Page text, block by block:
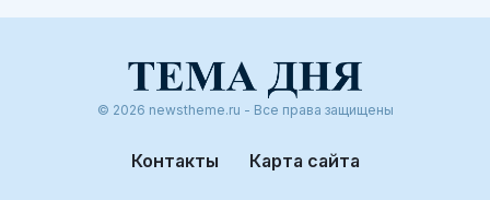
© 2026 newstheme.ru - Все права защищены
Контакты Карта сайта